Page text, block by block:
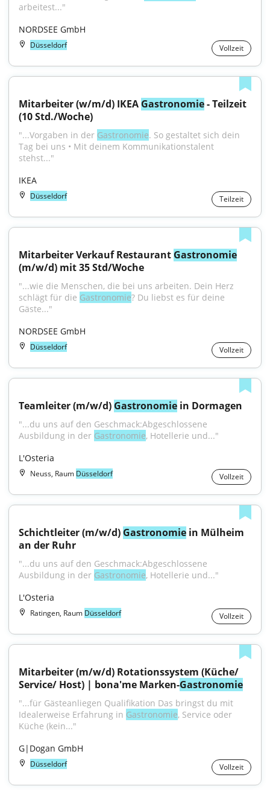
arbeitest..."
NORDSEE GmbH
Düsseldorf Vollzeit
Mitarbeiter (w/m/d) IKEA Gastronomie - Teilzeit
(10 Std./Woche)
"...Vorgaben in der Gastronomie. So gestaltet sich dein
Tag bei uns • Mit deinem Kommunikationstalent
stehst..."
IKEA
Düsseldorf Teilzeit
Mitarbeiter Verkauf Restaurant Gastronomie
(m/w/d) mit 35 Std/Woche
"...wie die Menschen, die bei uns arbeiten. Dein Herz
schlägt für die Gastronomie? Du liebst es für deine
Gäste..."
NORDSEE GmbH
Düsseldorf Vollzeit
Teamleiter (m/w/d) Gastronomie in Dormagen
"...du uns auf den Geschmack:Abgeschlossene
Ausbildung in der Gastronomie, Hotellerie und..."
L'Osteria
Neuss, Raum Düsseldorf Vollzeit
Schichtleiter (m/w/d) Gastronomie in Mülheim
an der Ruhr
"...du uns auf den Geschmack:Abgeschlossene
Ausbildung in der Gastronomie, Hotellerie und..."
L'Osteria
Ratingen, Raum Düsseldorf Vollzeit
Mitarbeiter (m/w/d) Rotationssystem (Küche/
Service/ Host) | bona'me Marken-Gastronomie
"...für Gästeanliegen Qualifikation Das bringst du mit
Idealerweise Erfahrung in Gastronomie, Service oder
Küche (kein..."
G|Dogan GmbH
Düsseldorf Vollzeit